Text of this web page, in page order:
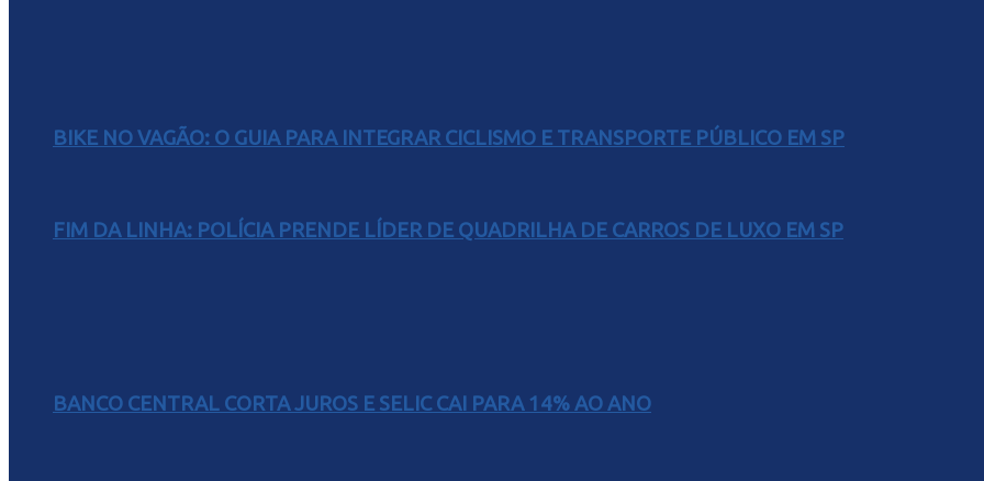
FIM DA LINHA: POLÍCIA PRENDE LÍDER DE QUADRILHA DE CARROS DE LUXO EM SP
BIKE NO VAGÃO: O GUIA PARA INTEGRAR CICLISMO E TRANSPORTE PÚBLICO EM SP
BANCO CENTRAL CORTA JUROS E SELIC CAI PARA 14% AO ANO